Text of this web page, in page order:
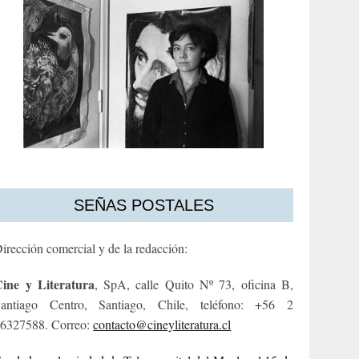
SEÑAS POSTALES
comercial y de la redacción:
y Literatura, SpA, calle Quito Nº 73, oficina B,
Centro, Santiago, Chile, teléfono: +56 2
Correo:contacto@cineyliteratura.cl